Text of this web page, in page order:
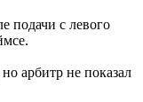
подачи с левого
арбитр не показал